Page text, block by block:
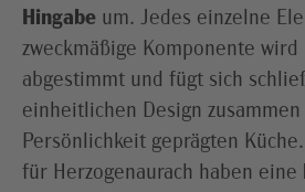
Hingabe um. Jedes einzelne
zweckmäßige Komponente wird
abgestimmt und fügt sich
einheitlichen Design
Persönlichkeit geprägten
für Herzogenaurach haben eine